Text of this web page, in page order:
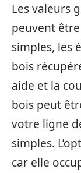
Les valeurs
peuvent
simples, les
bois
aide et la
bois peut
votre ligne
simples.
car elle